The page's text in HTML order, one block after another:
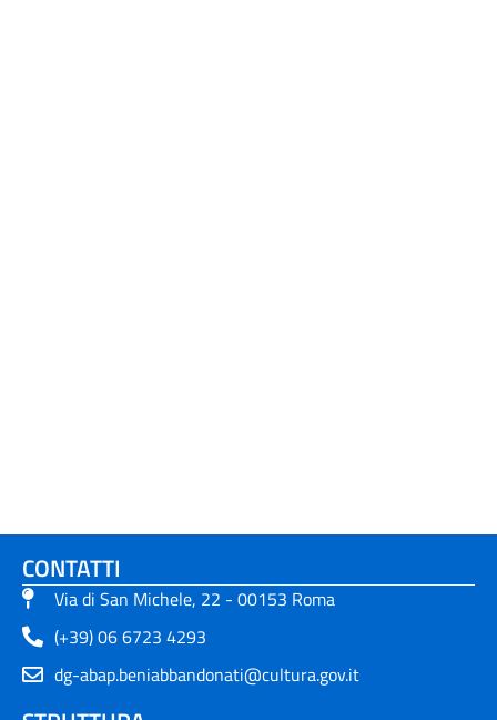
CONTATTI
Via di San Michele, 22 - 00153 Roma
(+39) 06 6723 4293
dg-abap.beniabbandonati@cultura.gov.it